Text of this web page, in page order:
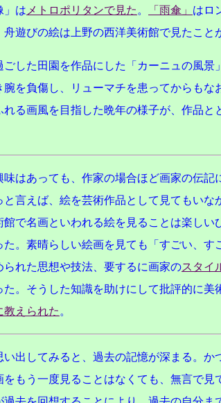
」は メトロポリタンで見た 。 「雨傘」 はロ
遊びの絵は上野の西洋美術館で見たこと
した田園を作品にした「カーニュの風景
腕を負傷し、リューマチを患ってからもな
れる画風を目指した晩年の様子が、作品と
味はあっても、作家の場合ほど画家の伝記
言えば、絵を芸術作品として見てもいな
館で名画といわれる絵を見ることは楽しい
た。素晴らしい絵画を見ても「すごい、す
られた思想や技法、要するに画家のスタイ
。そうした知識を助けにして批評的に美
教えられた 。
い出してみると、過去の記憶が深まる。か
もう一度見ることはなくても、無言で見